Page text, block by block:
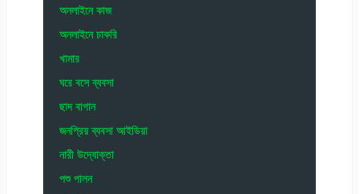
অনলাইনে কাজ
অনলাইনে চাকরি
খামার
ঘরে বসে ব্যবসা
ছাদ বাগান
জনপ্রিয় ব্যবসা আইডিয়া
নারী উদ্যোক্তা
পশু পালন